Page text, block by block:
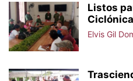
Listos
Ciclónica
Elvis Gil